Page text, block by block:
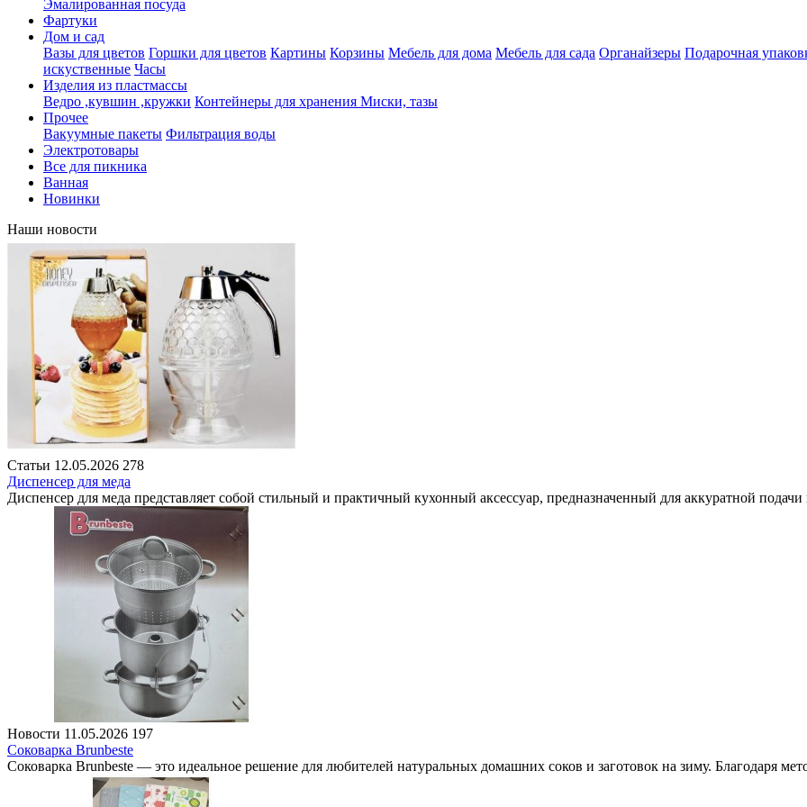
Эмалированная посуда
Фартуки
Дом и сад
Вазы для цветов Горшки для цветов Картины Корзины Мебель для дома Мебель для сада Органайзеры Подарочная
искуственные Часы
Изделия из пластмассы
Ведро ,кувшин ,кружки Контейнеры для хранения Миски, тазы
Прочее
Вакуумные пакеты Фильтрация воды
Электротовары
Все для пикника
Ванная
Новинки
Наши новости
Статьи 12.05.2026 278
Диспенсер для меда
Диспенсер для меда представляет собой стильный и практичный кухонный аксессуар, предназначенный для аккуратной
Новости 11.05.2026 197
Соковарка Brunbeste
Соковарка Brunbeste — это идеальное решение для любителей натуральных домашних соков и заготовок на зиму. Благодаря